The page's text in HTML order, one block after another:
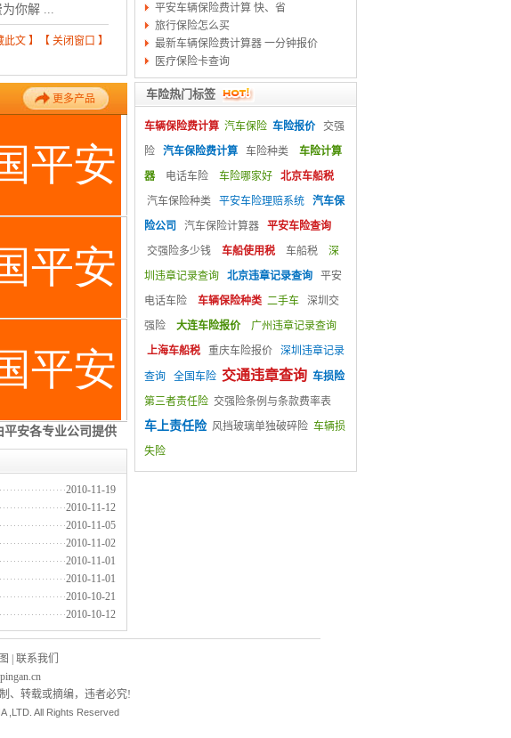
平安车辆保险费计算 快、省
旅行保险怎么买
最新车辆保险费计算器 一分钟报价
医疗保险卡查询
车险热门标签
车辆保险费计算 汽车保险 车险报价
交强
险
汽车保险费计算 车险种类
车险计算
器
电话车险 车险哪家好
北京车船税
汽车保险种类
平安车险理赔系统
汽车保
险公司
汽车保险计算器
平安车险查询
交强险多少钱
车船使用税 车船税
深
圳违章记录查询
北京违章记录查询
平安
电话车险
车辆保险种类 二手车
深圳交
强险
大连车险报价
广州违章记录查询
上海车船税
重庆车险报价 深圳违章记录
查询 全国车险 交通违章查询 车损险
第三者责任险 交强险条例与条款费率表
车上责任险 风挡玻璃单独破碎险 车辆损
失险
你解 ...
此文 】【 关闭窗口 】
2010-11-19
2010-11-12
2010-11-05
2010-11-02
2010-11-01
2010-11-01
2010-10-21
2010-10-12
联系我们
pingan.cn
、转载或摘编，违者必究!
,LTD. All Rights Reserved